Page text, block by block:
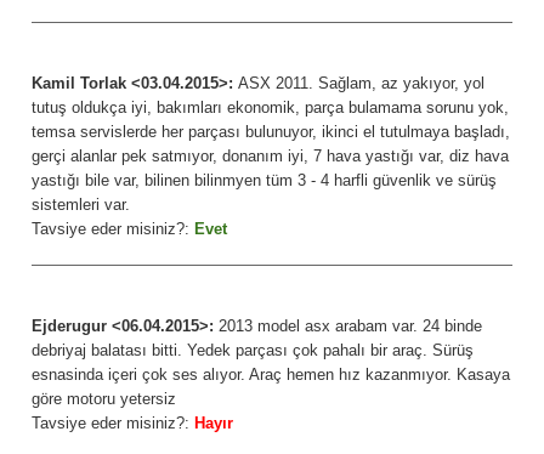
Kamil Torlak <03.04.2015>: ASX 2011. Sağlam, az yakıyor, yol
tutuş oldukça iyi, bakımları ekonomik, parça bulamama sorunu yok,
temsa servislerde her parçası bulunuyor, ikinci el tutulmaya başladı,
gerçi alanlar pek satmıyor, donanım iyi, 7 hava yastığı var, diz hava
yastığı bile var, bilinen bilinmyen tüm 3 - 4 harfli güvenlik ve sürüş
sistemleri var.
Tavsiye eder misiniz?: Evet
Ejderugur <06.04.2015>: 2013 model asx arabam var. 24 binde
debriyaj balatası bitti. Yedek parçası çok pahalı bir araç. Sürüş
esnasinda içeri çok ses alıyor. Araç hemen hız kazanmıyor. Kasaya
göre motoru yetersiz
Tavsiye eder misiniz?: Hayır